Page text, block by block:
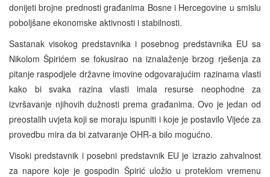
donijeti brojne prednosti građanima Bosne i Hercegovine u smislu
poboljšane ekonomske aktivnosti i stabilnosti.
Sastanak visokog predstavnika i posebnog predstavnika EU sa
Nikolom Špirićem se fokusirao na iznalaženje brzog rješenja za
pitanje raspodjele državne imovine odgovarajućim razinama vlasti
kako bi svaka razina vlasti imala resurse neophodne za
izvršavanje njihovih dužnosti prema građanima. Ovo je jedan od
preostalih uvjeta koji se moraju ispuniti i koje je postavilo Vijeće za
provedbu mira da bi zatvaranje OHR-a bilo mogućno.
Visoki predstavnik i posebni predstavnik EU je izrazio zahvalnost
za napore koje je gospodin Špirić uložio u proteklom vremenu